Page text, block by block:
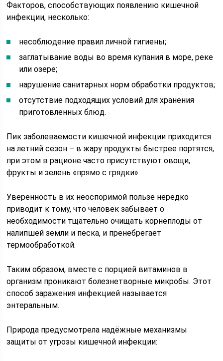
Факторов, способствующих появлению кишечной
инфекции, несколько:
несоблюдение правил личной гигиены;
заглатывание воды во время купания в море, реке
или озере;
нарушение санитарных норм обработки продуктов;
отсутствие подходящих условий для хранения
приготовленных блюд.
Пик заболеваемости кишечной инфекции приходится
на летний сезон – в жару продукты быстрее портятся,
при этом в рационе часто присутствуют овощи,
фрукты и зелень «прямо с грядки».
Уверенность в их неоспоримой пользе нередко
приводит к тому, что человек забывает о
необходимости тщательно очищать корнеплоды от
налипшей земли и песка, и пренебрегает
термообработкой.
Таким образом, вместе с порцией витаминов в
организм проникают болезнетворные микробы. Этот
способ заражения инфекцией называется
энтеральным.
Природа предусмотрела надёжные механизмы
защиты от угрозы кишечной инфекции: